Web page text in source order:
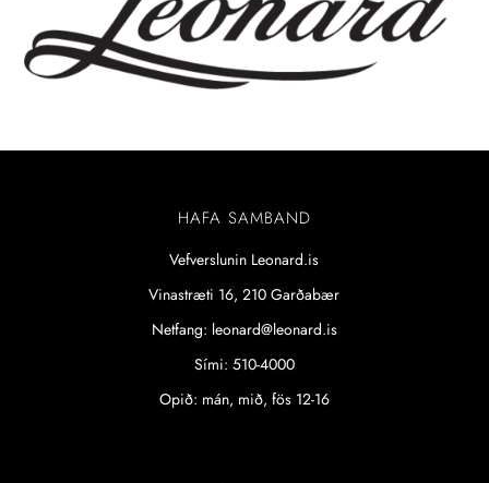
HAFA SAMBAND
Vefverslunin Leonard.is
Vinastræti 16, 210 Garðabær
Netfang: leonard@leonard.is
Sími: 510-4000
Opið: mán, mið, fös 12-16